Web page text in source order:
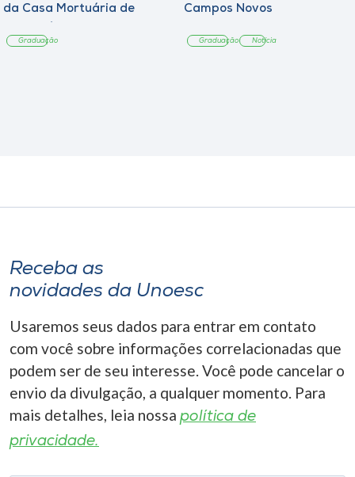
da Casa Mortuária de
Graduação
Campos Novos
Graduação Notícia
Receba as
novidades da Unoesc
Usaremos seus dados para entrar em contato
com você sobre informações correlacionadas que
podem ser de seu interesse. Você pode cancelar o
envio da divulgação, a qualquer momento. Para
mais detalhes, leia nossa política de
privacidade.